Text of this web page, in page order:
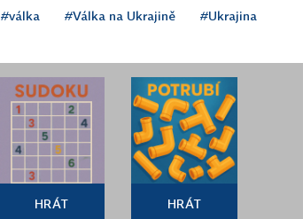
#válka #Válka na Ukrajině #Ukrajina
HRÁT HRÁT